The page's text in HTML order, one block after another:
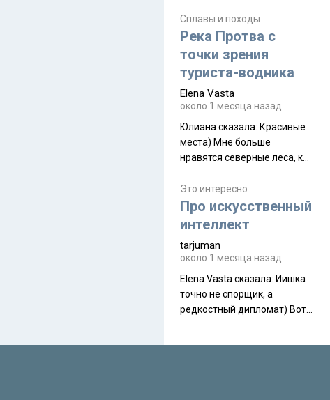
туристическую палатку The
Free, которая стала первой
ультралегкой моделью в
ассортименте
производителя. Новинка
получила двухслойную
конструкцию с отдельным
внешним тентом и сетчатой
внутренней палаткой, а ее
комплектации составляет
около 845 г. Палатка весит
менее
Сплавы и походы
Река Протва с
точки зрения
туриста-водника
Elena Vasta
около 1 месяца назад
Юлиана сказалa: Красивые
места) Мне больше
нравятся северные леса, как
южной тайги
Это интересно
Про искусственный
интеллект
tarjuman
около 1 месяца назад
Elena Vasta сказалa: Иишка
точно не спорщик, а
редкостный дипломат) Вот,